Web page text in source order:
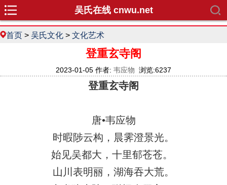
吴氏在线 cnwu.net
首页 > 吴氏文化 > 文化艺术
登重玄寺阁
2023-01-05 作者: 韦应物 浏览:6237
登重玄寺阁
唐•韦应物
时暇陟云构，晨霁澄景光。
始见吴都大，十里郁苍苍。
山川表明丽，湖海吞大荒。